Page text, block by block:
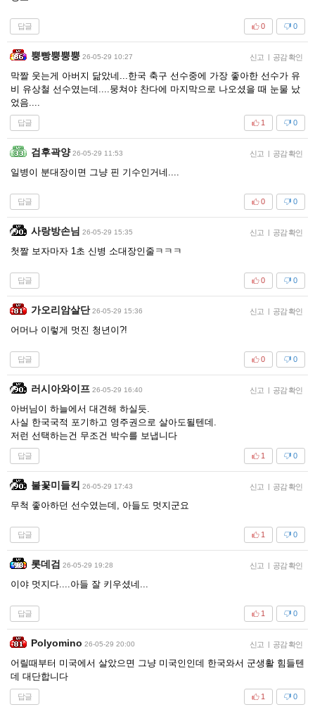
답글 0
0
뿡빵뿡뿡뿡 26-05-29 10:27 신고 | 공감 확인
막짤 웃는게 아버지 닮았네...한국 축구 선수중에 가장 좋아한 선수가 유
비 유상철 선수였는데....뭉쳐야 찬다에 마지막으로 나오셨을 때 눈물 났
었음....
답글 0
1
검후곽양 26-05-29 11:53 신고 | 공감 확인
일병이 분대장이면 그냥 핀 기수인거네....
답글 0
0
사랑방손님 26-05-29 15:35 신고 | 공감 확인
첫짤 보자마자 1초 신병 소대장인줄ㅋㅋㅋ
답글 0
0
가오리암살단 26-05-29 15:36 신고 | 공감 확인
어머나 이렇게 멋진 청년이?!
답글 0
0
러시아와이프 26-05-29 16:40 신고 | 공감 확인
아버님이 하늘에서 대견해 하실듯.
사실 한국국적 포기하고 영주권으로 살아도될텐데.
저런 선택하는건 무조건 박수를 보냅니다
답글 0
1
불꽃미들킥 26-05-29 17:43 신고 | 공감 확인
무척 좋아하던 선수였는데, 아들도 멋지군요
답글 0
1
롯데검 26-05-29 19:28 신고 | 공감 확인
이야 멋지다....아들 잘 키우셨네...
답글 0
1
Polyomino 26-05-29 20:00 신고 | 공감 확인
어릴때부터 미국에서 살았으면 그냥 미국인인데 한국와서 군생활 힘들텐
데 대단합니다
답글 0
1